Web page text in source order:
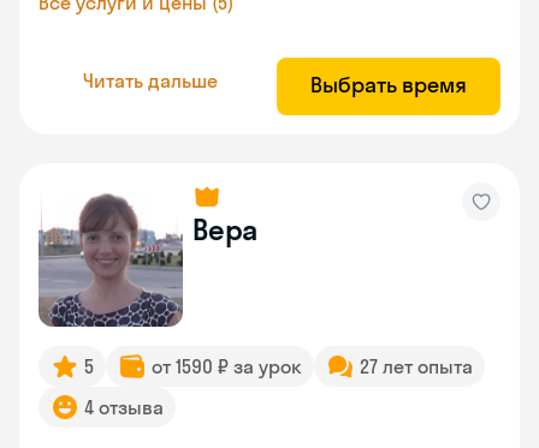
Читать дальше Выбрать время
Вера
5 от 1590 ₽ за урок
27 лет опыта
4 отзыва